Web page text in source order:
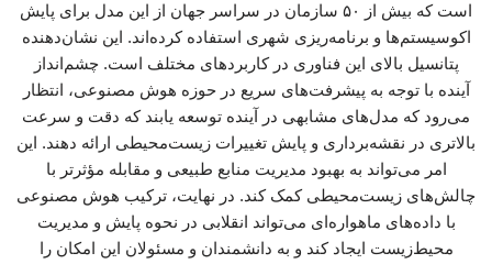
است که بیش از ۵۰ سازمان در سراسر جهان از این مدل برای پایش
اکوسیستم‌ها و برنامه‌ریزی شهری استفاده کرده‌اند. این نشان‌دهنده
پتانسیل بالای این فناوری در کاربردهای مختلف است. چشم‌انداز
آینده با توجه به پیشرفت‌های سریع در حوزه هوش مصنوعی، انتظار
می‌رود که مدل‌های مشابهی در آینده توسعه یابند که دقت و سرعت
بالاتری در نقشه‌برداری و پایش تغییرات زیست‌محیطی ارائه دهند. این
امر می‌تواند به بهبود مدیریت منابع طبیعی و مقابله مؤثرتر با
چالش‌های زیست‌محیطی کمک کند. در نهایت، ترکیب هوش مصنوعی
با داده‌های ماهواره‌ای می‌تواند انقلابی در نحوه پایش و مدیریت
محیط‌زیست ایجاد کند و به دانشمندان و مسئولان این امکان را